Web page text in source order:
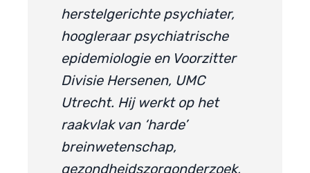
herstelgerichte psychiater,
hoogleraar psychiatrische
epidemiologie en Voorzitter
Divisie Hersenen, UMC
Utrecht. Hij werkt op het
raakvlak van ‘harde’
breinwetenschap,
gezondheidszorgonderzoek,